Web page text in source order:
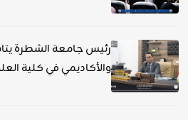
رئيس جامعة الشطرة
والأكاديمي في كلية